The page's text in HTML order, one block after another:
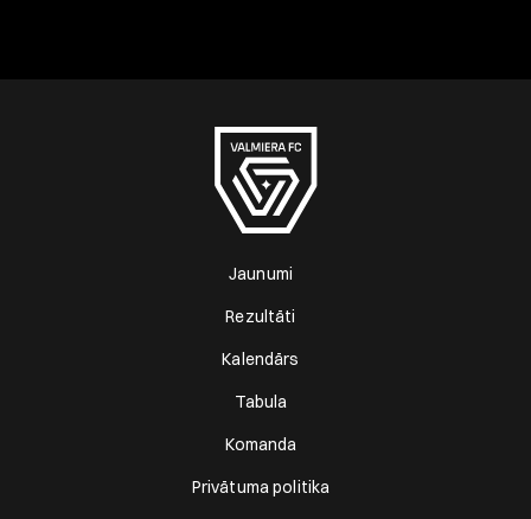
Jaunumi
Rezultāti
Kalendārs
Tabula
Komanda
Privātuma politika